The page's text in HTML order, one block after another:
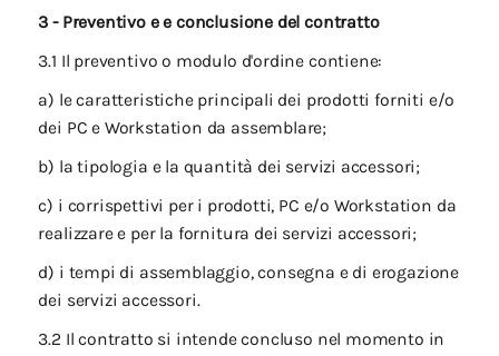
3 - Preventivo e e conclusione del contratto
3.1 Il preventivo o modulo d'ordine contiene:
a) le caratteristiche principali dei prodotti forniti e/o
dei PC e Workstation da assemblare;
b) la tipologia e la quantità dei servizi accessori;
c) i corrispettivi per i prodotti, PC e/o Workstation da
realizzare e per la fornitura dei servizi accessori;
d) i tempi di assemblaggio, consegna e di erogazione
dei servizi accessori.
3.2 Il contratto si intende concluso nel momento in